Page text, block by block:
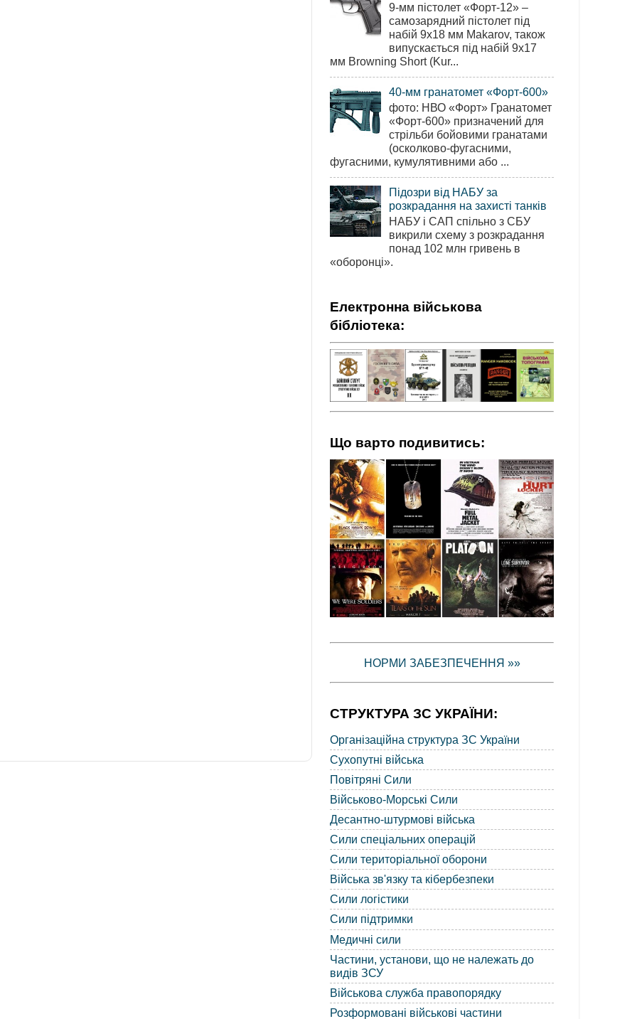
9-мм пістолет «Форт-12» –
самозарядний пістолет під
набій 9х18 мм Makarov, також
випускається під набій 9х17
мм Browning Short (Kur...
40-мм гранатомет «Форт-600»
фото: НВО «Форт» Гранатомет
«Форт-600» призначений для
стрільби бойовими гранатами
(осколково-фугасними,
фугасними, кумулятивними або ...
Підозри від НАБУ за
розкрадання на захисті танків
НАБУ і САП спільно з СБУ
викрили схему з розкрадання
понад 102 млн гривень в
«оборонці».
Електронна військова
бібліотека:
Що варто подивитись:
НОРМИ ЗАБЕЗПЕЧЕННЯ »»
СТРУКТУРА ЗС УКРАЇНИ:
Організаційна структура ЗС України
Сухопутні війська
Повітряні Сили
Військово-Морські Сили
Десантно-штурмові війська
Сили спеціальних операцій
Сили територіальної оборони
Війська зв'язку та кібербезпеки
Сили логістики
Сили підтримки
Медичні сили
Частини, установи, що не належать до
видів ЗСУ
Військова служба правопорядку
Розформовані військові частини